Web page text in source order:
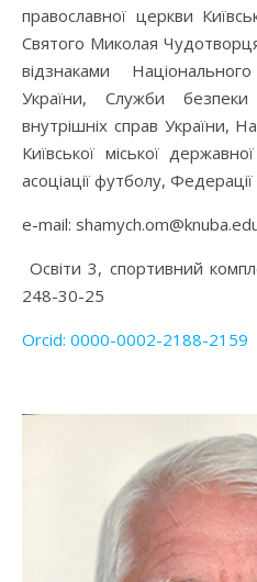
православної церкви
Святого Миколая
відзнаками
України, Служби
внутрішніх справ України,
Київської міської
асоціації футболу,
е-mail:
Освіти 3, спортивний
248-30-25
Orcid: 0000-0002-2188-2159